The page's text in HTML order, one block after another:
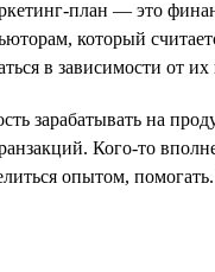
план — это
который
в зависимости от
зарабатывать на
Кого-то
опытом,